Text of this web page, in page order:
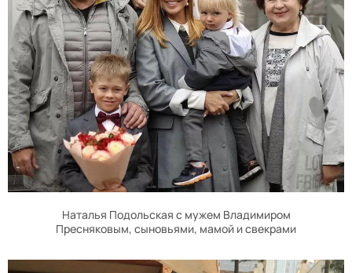
Наталья Подольская с мужем Владимиром
Пресняковым, сыновьями, мамой и свекрами